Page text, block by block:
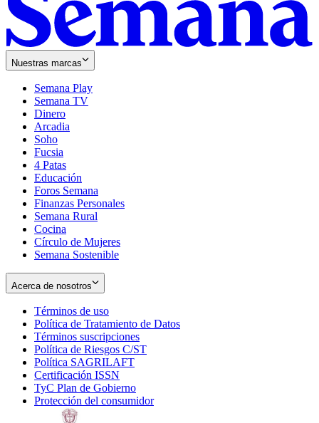
Nuestras marcas
Semana Play
Semana TV
Dinero
Arcadia
Soho
in
new
window
Fucsia
in
new
window
4 Patas
Educación
Foros Semana
Finanzas Personales
Semana Rural
Cocina
Círculo de Mujeres
Semana Sostenible
Acerca de nosotros
Términos de uso
in
new
window
Política de Tratamiento de Datos
Términos suscripciones
in
Política de Riesgos C/ST
Política SAGRILAFT
new
window
Certificación ISSN
in
new
TyC Plan de Gobierno
in
Protección del consumidorOpens